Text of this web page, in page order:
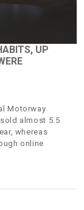
UP
Motorway
almost 5.5
whereas
online